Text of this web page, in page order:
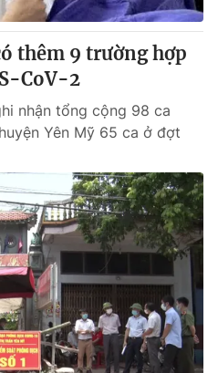
thêm 9 trường hợp
CoV-2
nhận tổng cộng 98 ca
Yên Mỹ 65 ca ở đợt